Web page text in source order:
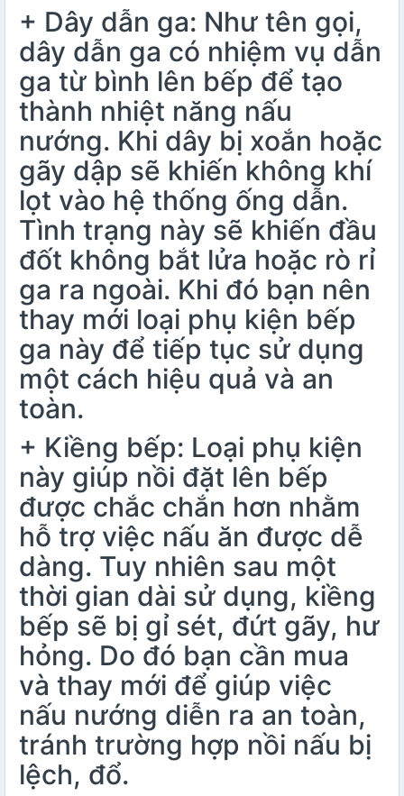
+ Dây dẫn ga: Như tên gọi,
dây dẫn ga có nhiệm vụ dẫn
ga từ bình lên bếp để tạo
thành nhiệt năng nấu
nướng. Khi dây bị xoắn hoặc
gãy dập sẽ khiến không khí
lọt vào hệ thống ống dẫn.
Tình trạng này sẽ khiến đầu
đốt không bắt lửa hoặc rò rỉ
ga ra ngoài. Khi đó bạn nên
thay mới loại phụ kiện bếp
ga này để tiếp tục sử dụng
một cách hiệu quả và an
toàn.
+ Kiềng bếp: Loại phụ kiện
này giúp nồi đặt lên bếp
được chắc chắn hơn nhằm
hỗ trợ việc nấu ăn được dễ
dàng. Tuy nhiên sau một
thời gian dài sử dụng, kiềng
bếp sẽ bị gỉ sét, đứt gãy, hư
hỏng. Do đó bạn cần mua
và thay mới để giúp việc
nấu nướng diễn ra an toàn,
tránh trường hợp nồi nấu bị
lệch, đổ.